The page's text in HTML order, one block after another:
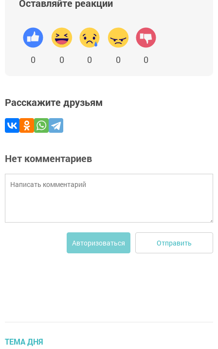
Оставляйте реакции
0 0 0 0 0
Расскажите друзьям
Нет комментариев
Авторизоваться Отправить
ТЕМА ДНЯ